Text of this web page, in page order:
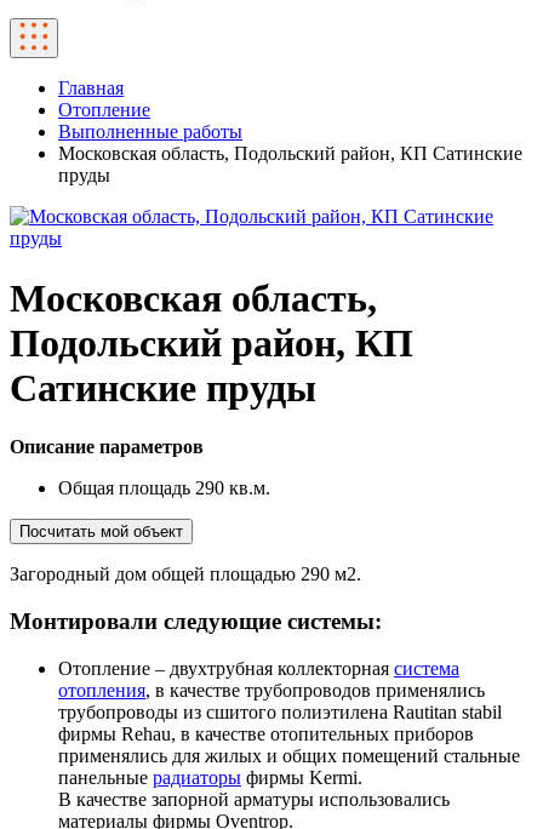
Главная
Отопление
Выполненные работы
Московская область, Подольский район, КП Сатинские
пруды
Московская область,
Подольский район, КП
Сатинские пруды
Описание параметров
Общая площадь 290 кв.м.
Посчитать мой объект
Загородный дом общей площадью 290 м2.
Монтировали следующие системы:
Отопление – двухтрубная коллекторная система
отопления, в качестве трубопроводов применялись
трубопроводы из сшитого полиэтилена Rautitan stabil
фирмы Rehau, в качестве отопительных приборов
применялись для жилых и общих помещений стальные
панельные радиаторы фирмы Kermi.
В качестве запорной арматуры использовались
материалы фирмы Oventrop.